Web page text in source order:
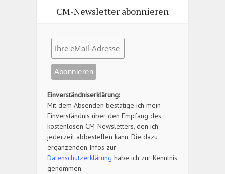
CM-Newsletter abonnieren
Einverständniserklärung:
Mit dem Absenden bestätige ich mein
Einverständnis über den Empfang des
kostenlosen CM-Newsletters, den ich
jederzeit abbestellen kann. Die dazu
ergänzenden Infos zur
Datenschutzerklärung habe ich zur Kenntnis
genommen.